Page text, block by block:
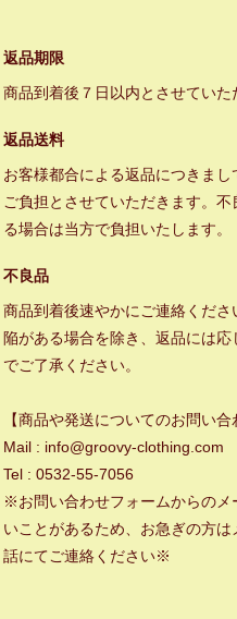
返品期限
商品到着後７日以内とさせていた
返品送料
お客様都合による返品につきまし
ご負担とさせていただきます。不
る場合は当方で負担いたします。
不良品
商品到着後速やかにご連絡くださ
陥がある場合を除き、返品には応
でご了承ください。
【商品や発送についてのお問い合
Mail : info@groovy-clothing.com
Tel : 0532-55-7056
※お問い合わせフォームからのメ
いことがあるため、お急ぎの方は
話にてご連絡ください※